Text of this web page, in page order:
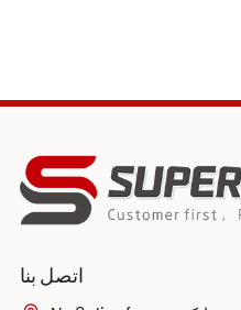
اتصل بنا